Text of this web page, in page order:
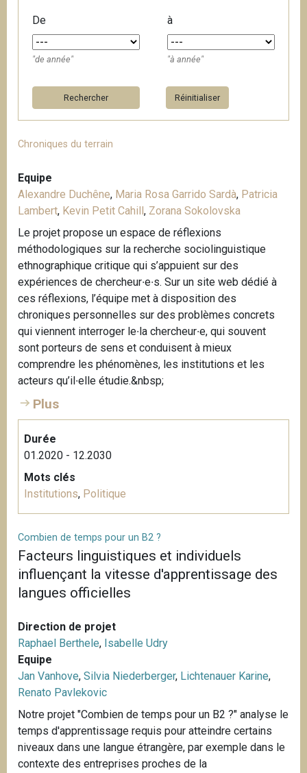
De
"de année"
à
"à année"
Réinitialiser
Chroniques du terrain
Equipe
Alexandre Duchêne, Maria Rosa Garrido Sardà, Patricia
Lambert, Kevin Petit Cahill , Zorana Sokolovska
Le projet propose un espace de réflexions
méthodologiques sur la recherche sociolinguistique
ethnographique critique qui s’appuient sur des
expériences de chercheur∙e∙s. Sur un site web dédié à
ces réflexions, l’équipe met à disposition des
chroniques personnelles sur des problèmes concrets
qui viennent interroger le∙la chercheur∙e, qui souvent
sont porteurs de sens et conduisent à mieux
comprendre les phénomènes, les institutions et les
acteurs qu’il∙elle étudie.&nbsp;
Plus
Durée
01.2020 - 12.2030
Mots clés
Institutions, Politique
Combien de temps pour un B2 ?
Facteurs linguistiques et individuels
influençant la vitesse d'apprentissage des
langues officielles
Direction de projet
Raphael Berthele, Isabelle Udry
Equipe
Jan Vanhove, Silvia Niederberger, Lichtenauer Karine,
Renato Pavlekovic
Notre projet "Combien de temps pour un B2 ?" analyse le
temps d'apprentissage requis pour atteindre certains
niveaux dans une langue étrangère, par exemple dans le
contexte des entreprises proches de la